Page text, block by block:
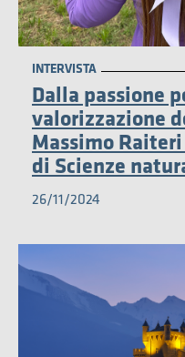
Dalla passione
valorizzazione
Massimo
di Scienze
26/11/2024
MUSEO
INTERVISTA